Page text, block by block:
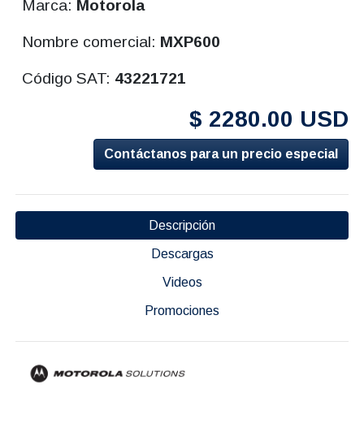
Marca: Motorola
Nombre comercial: MXP600
Código SAT: 43221721
$ 2280.00 USD
Contáctanos para un precio especial
Descripción
Descargas
Videos
Promociones